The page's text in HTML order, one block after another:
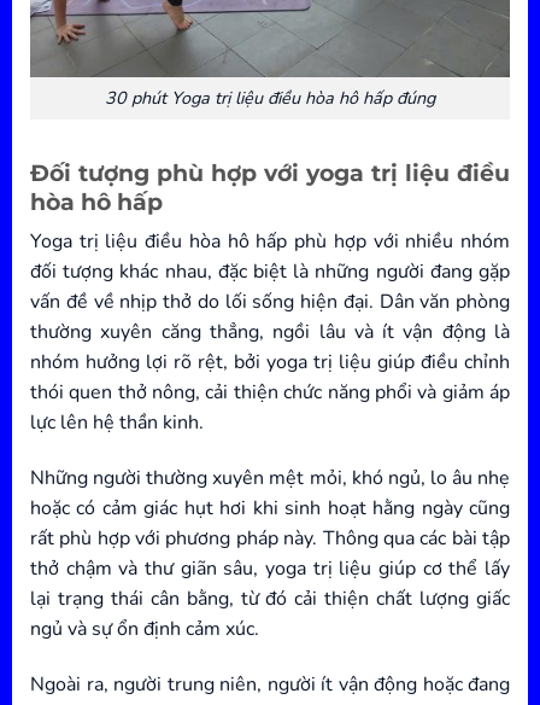
30 phút Yoga trị liệu điều hòa hô hấp đúng
Đối tượng phù hợp với yoga trị liệu điều
hòa hô hấp
Yoga trị liệu điều hòa hô hấp phù hợp với nhiều nhóm
đối tượng khác nhau, đặc biệt là những người đang gặp
vấn đề về nhịp thở do lối sống hiện đại. Dân văn phòng
thường xuyên căng thẳng, ngồi lâu và ít vận động là
nhóm hưởng lợi rõ rệt, bởi yoga trị liệu giúp điều chỉnh
thói quen thở nông, cải thiện chức năng phổi và giảm áp
lực lên hệ thần kinh.
Những người thường xuyên mệt mỏi, khó ngủ, lo âu nhẹ
hoặc có cảm giác hụt hơi khi sinh hoạt hằng ngày cũng
rất phù hợp với phương pháp này. Thông qua các bài tập
thở chậm và thư giãn sâu, yoga trị liệu giúp cơ thể lấy
lại trạng thái cân bằng, từ đó cải thiện chất lượng giấc
ngủ và sự ổn định cảm xúc.
Ngoài ra, người trung niên, người ít vận động hoặc đang